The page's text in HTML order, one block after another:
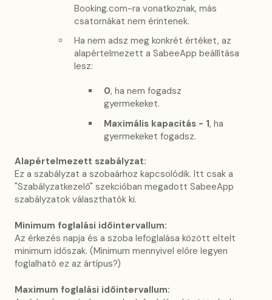
Booking.com-ra vonatkoznak, más
csatornákat nem érintenek.
Ha nem adsz meg konkrét értéket, az
alapértelmezett a SabeeApp beállítása
lesz:
0, ha nem fogadsz
gyermekeket.
Maximális kapacitás - 1, ha
gyermekeket fogadsz.
Alapértelmezett szabályzat:
Ez a szabályzat a szobaárhoz kapcsolódik. Itt csak a
"Szabályzatkezelő" szekcióban megadott SabeeApp
szabályzatok választhatók ki.
Minimum foglalási időintervallum:
Az érkezés napja és a szoba lefoglalása között eltelt
minimum időszak. (Minimum mennyivel előre legyen
foglalható ez az ártípus?)
Maximum foglalási időintervallum: